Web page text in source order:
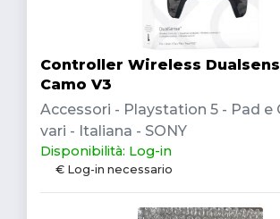
Controller Wireless
Camo V3
Accessori - Playstation 5 - Pad e
vari - Italiana - SONY
Disponibilità: Log-in
€ Log-in necessario